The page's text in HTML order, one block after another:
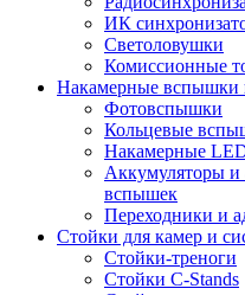
ИК
Светоловушки
Комиссионные
Накамерные вспышки
Фотовспышки
Кольцевые
Накамерные
Аккумуляторы и
вспышек
Переходники и
Стойки для камер и
Стойки-треноги
Стойки C-Stands